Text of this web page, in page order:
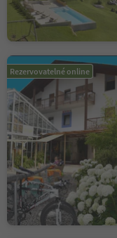
Rezervovatelné online